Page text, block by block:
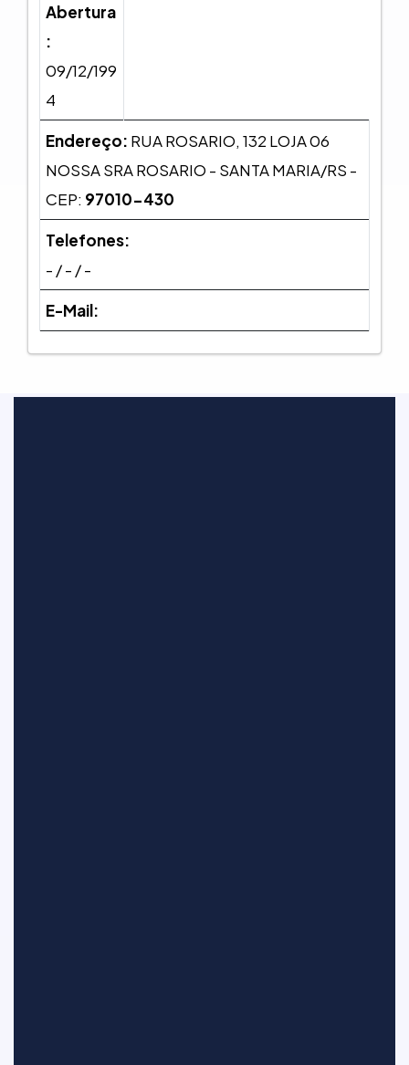
Abertura
:
09/12/199
4
Endereço: RUA ROSARIO, 132 LOJA 06
NOSSA SRA ROSARIO - SANTA MARIA/RS -
CEP: 97010-430
Telefones:
- / - / -
E-Mail: